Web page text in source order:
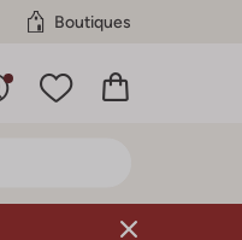
Boutiques